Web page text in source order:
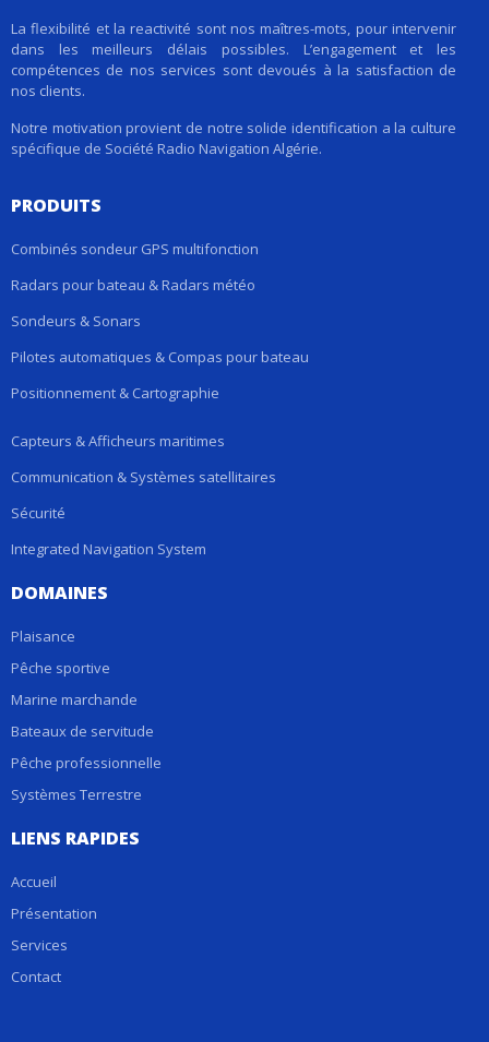
La flexibilité et la reactivité sont nos maîtres-mots, pour intervenir
dans les meilleurs délais possibles. L’engagement et les
compétences de nos services sont devoués à la satisfaction de
nos clients.
Notre motivation provient de notre solide identification a la culture
spécifique de Société Radio Navigation Algérie.
PRODUITS
Combinés sondeur GPS multifonction
Radars pour bateau & Radars météo
Sondeurs & Sonars
Pilotes automatiques & Compas pour bateau
Positionnement & Cartographie
Capteurs & Afficheurs maritimes
Communication & Systèmes satellitaires
Sécurité
Integrated Navigation System
DOMAINES
Plaisance
Pêche sportive
Marine marchande
Bateaux de servitude
Pêche professionnelle
Systèmes Terrestre
LIENS RAPIDES
Accueil
Présentation
Services
Contact